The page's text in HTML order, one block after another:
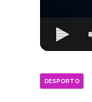
DESPORTO